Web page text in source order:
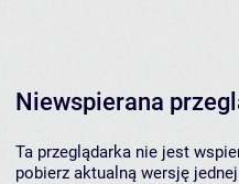
Niewspierana
Ta przeglądarka nie jest
pobierz aktualną wersję